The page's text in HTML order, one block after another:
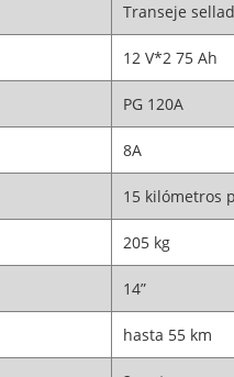
Transeje
12 V*2 75 Ah
PG 120A
8A
15 kilómetros
205 kg
14”
hasta 55 km